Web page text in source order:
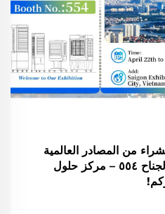
من المصادر العالمية
٢٠٢٦: شركة SEPAT في الجناح ٥٥٤ – مركز حلول